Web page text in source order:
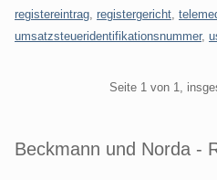
registereintrag registergericht
umsatzsteueridentifikationsnummer,
Seite 1 von 1,
Beckmann und Norda -